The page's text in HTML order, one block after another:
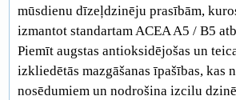
mūsdienu dīzeļdzinēju prasībām,
izmantot standartam ACEA A5 / B5
Piemīt augstas antioksidējošas un
izkliedētās mazgāšanas īpašības, kas
nosēdumiem un nodrošina izcilu